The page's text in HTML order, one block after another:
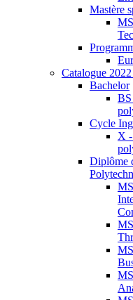
Mastère
Catalogue
Bachelor
Cycle
X -
Diplôme